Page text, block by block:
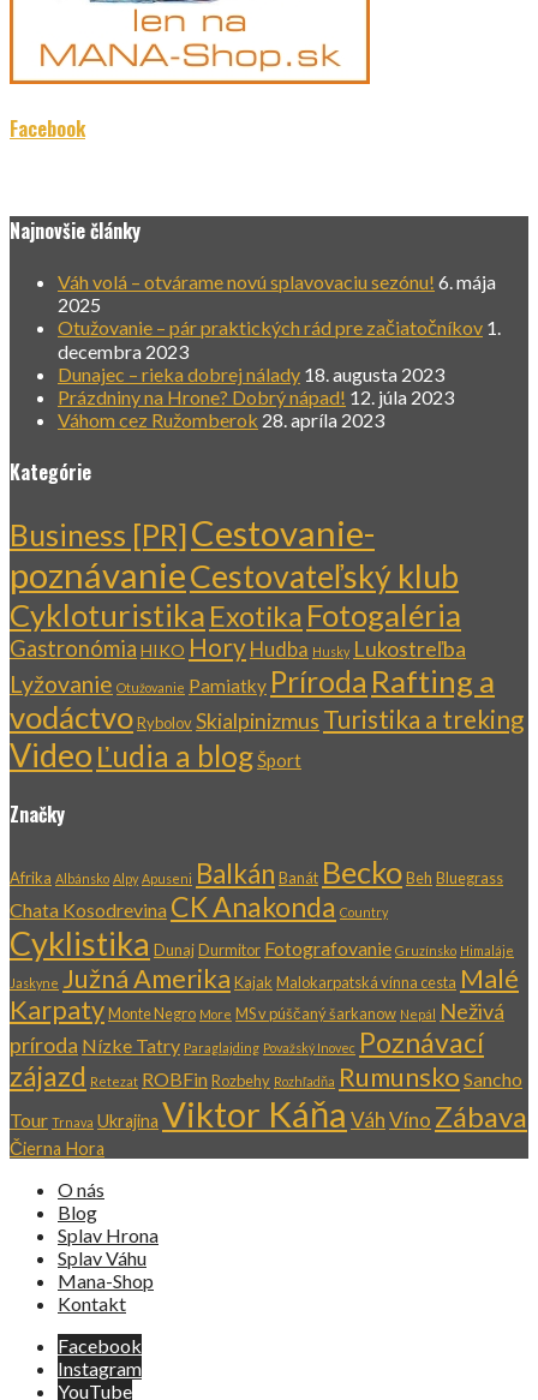
Facebook
Najnovšie články
Váh volá – otvárame novú splavovaciu sezónu! 6. mája
2025
Otužovanie – pár praktických rád pre začiatočníkov 1.
decembra 2023
Dunajec – rieka dobrej nálady 18. augusta 2023
Prázdniny na Hrone? Dobrý nápad! 12. júla 2023
Váhom cez Ružomberok 28. apríla 2023
Kategórie
Business [PR]Cestovanie-
poznávanieCestovateľský klub
Cykloturistika Exotika Fotogaléria
Gastronómia HIKO Hory Hudba Husky Lukostreľba
Lyžovanie Otužovanie Pamiatky Príroda Rafting a
vodáctvoRybolovSkialpinizmus Turistika a treking
Video Ľudia a blogŠport
Značky
Afrika Albánsko Alpy Apuseni Balkán Banát BeckoBeh Bluegrass
Chata Kosodrevina CK Anakonda Country
Cyklistika DunajDurmitor Fotografovanie Gruzínsko Himaláje
Jaskyne Južná Amerika Kajak Malokarpatská vínna cesta Malé
KarpatyMonte Negro More MS v púščaný šarkanow Nepál
Neživá
príroda Nízke Tatry Paraglajding Považský Inovec Poznávací
zájazd Retezat ROBFin Rozbehy Rozhľadňa Rumunsko Sancho
Tour Trnava Ukrajina Viktor Káňa VáhVíno Zábava
Čierna Hora
O nás
Blog
Splav Hrona
Splav Váhu
Mana-Shop
Kontakt
Facebook
Instagram
YouTube